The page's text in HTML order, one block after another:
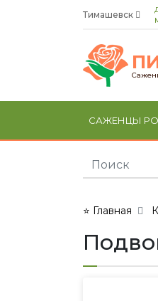
Тимашевск
САЖЕНЦЫ
⭐ Главная